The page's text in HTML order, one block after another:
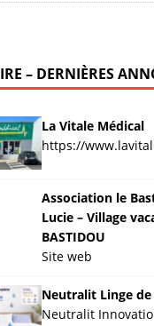
– DERNIÈRES
La Vitale Médical
https://
Association le
Lucie – Village
BASTIDOU
Site web
Neutralit Linge
Neutralit